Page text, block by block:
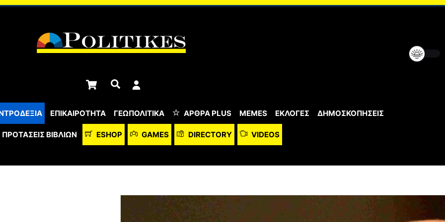
Cart Αναζήτηση
ΕΠΙΚΑΙΡΟΤΗΤΑ ΓΕΩΠΟΛΙΤΙΚΑ ΆΡΘΡΑ PLUS MEMES ΕΚΛΟΓΕΣ ΔΗΜΟΣΚΟΠΗΣΕΙΣ
ΠΡΟΤΆΣΕΙΣ ΒΙΒΛΊΩΝ ESHOP GAMES DIRECTORY VIDEOS